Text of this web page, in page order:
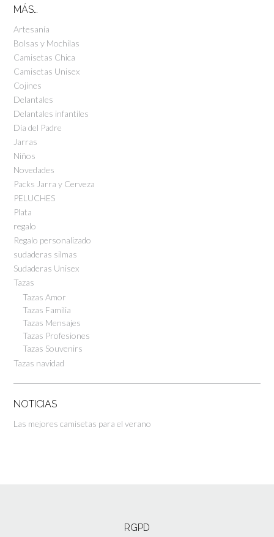
MÁS…
Artesanía
Bolsas y Mochilas
Camisetas Chica
Camisetas Unisex
Cojines
Delantales
Delantales infantiles
Día del Padre
Jarras
Niños
Novedades
Packs Jarra y Cerveza
PELUCHES
Plata
regalo
Regalo personalizado
sudaderas silmas
Sudaderas Unisex
Tazas
Tazas Amor
Tazas Familia
Tazas Mensajes
Tazas Profesiones
Tazas Souvenirs
Tazas navidad
NOTICIAS
Las mejores camisetas para el verano
RGPD